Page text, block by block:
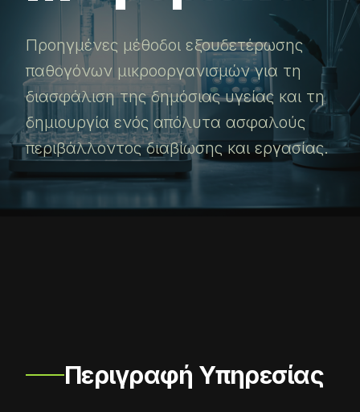
Προηγμένες μέθοδοι εξουδετέρωσης
παθογόνων μικροοργανισμών για τη
διασφάλιση της δημόσιας υγείας και τη
δημιουργία ενός απόλυτα ασφαλούς
περιβάλλοντος διαβίωσης και εργασίας.
Περιγραφή Υπηρεσίας